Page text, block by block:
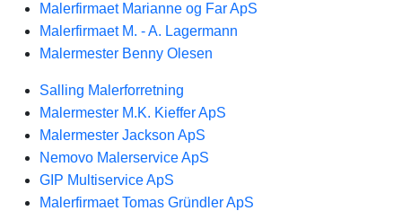
Malerfirmaet Marianne og Far ApS
Malerfirmaet M. - A. Lagermann
Malermester Benny Olesen
Salling Malerforretning
Malermester M.K. Kieffer ApS
Malermester Jackson ApS
Nemovo Malerservice ApS
GIP Multiservice ApS
Malerfirmaet Tomas Gründler ApS